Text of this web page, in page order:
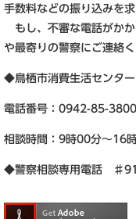
手数料などの振り込みを
もし、不審な電話がかか
や最寄りの警察にご連絡く
◆鳥栖市消費生活センタ
電話番号：0942-85-3800
相談時間：9時00分～16
◆警察相談専用電話